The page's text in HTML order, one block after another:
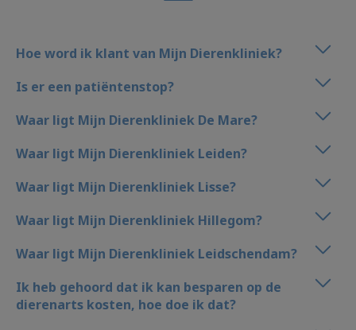
Hoe word ik klant van Mijn Dierenkliniek?
Is er een patiëntenstop?
Waar ligt Mijn Dierenkliniek De Mare?
Waar ligt Mijn Dierenkliniek Leiden?
Waar ligt Mijn Dierenkliniek Lisse?
Waar ligt Mijn Dierenkliniek Hillegom?
Waar ligt Mijn Dierenkliniek Leidschendam?
Ik heb gehoord dat ik kan besparen op de
dierenarts kosten, hoe doe ik dat?